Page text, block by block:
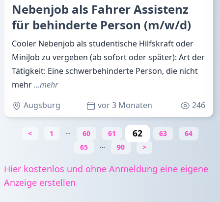
Nebenjob als Fahrer Assistenz
für behinderte Person (m/w/d)
Cooler Nebenjob als studentische Hilfskraft oder
MiniJob zu vergeben (ab sofort oder später): Art der
Tätigkeit: Eine schwerbehinderte Person, die nicht
mehr…mehr
Augsburg
vor 3 Monaten 246
< 1 … 60 61 62 63
64
65
… 90 >
Hier kostenlos und ohne Anmeldung eine eigene
Anzeige erstellen